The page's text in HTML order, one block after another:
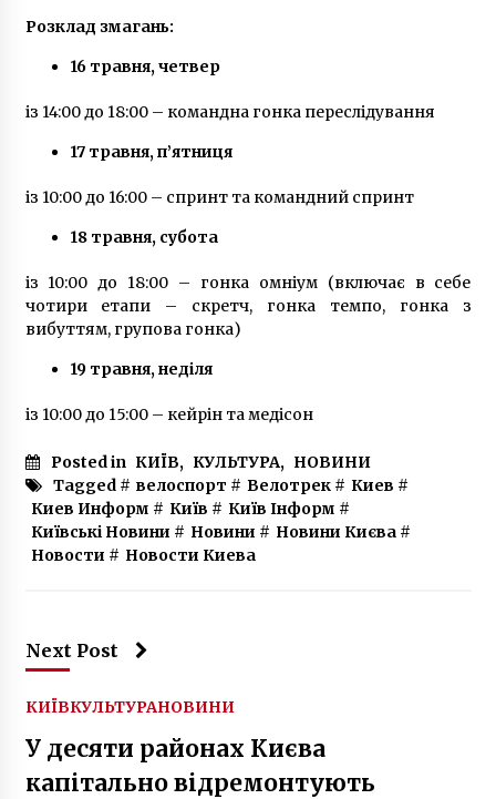
6 років ago
вони важливі
Розклад змагань:
16 травня, четвер
із 14:00 до 18:00 – командна гонка переслідування
17 травня, п’ятниця
із 10:00 до 16:00 – спринт та командний спринт
18 травня, субота
із 10:00 до 18:00 – гонка омніум (включає в себе
чотири етапи – скретч, гонка темпо, гонка з
вибуттям, групова гонка)
19 травня, неділя
із 10:00 до 15:00 – кейрін та медісон
Posted in КИЇВ, КУЛЬТУРА, НОВИНИ
Tagged # велоспорт # Велотрек# Киев #
Киев Информ # Київ # Київ Інформ #
Київські Новини # Новини # Новини Києва#
Новости # Новости Киева
Next Post
КИЇВКУЛЬТУРАНОВИНИ
У десяти районах Києва
капітально відремонтують